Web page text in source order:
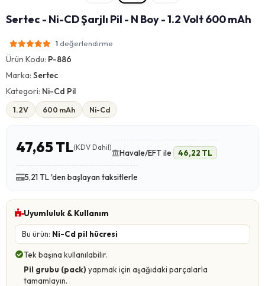
Sertec - Ni-CD Şarjlı Pil - N Boy - 1.2 Volt 600 mAh
1 değerlendirme
Ürün Kodu: P-886
Marka: Sertec
Kategori: Ni-Cd Pil
1.2V 600 mAh Ni-Cd
47,65 TL(KDV Dahil)
Havale/EFT ile 46,22 TL
5,21 TL 'den başlayan taksitlerle
Uyumluluk & Kullanım
Bu ürün: Ni-Cd pil hücresi
Tek başına kullanılabilir.
Pil grubu (pack) yapmak için aşağıdaki parçalarla
tamamlayın.